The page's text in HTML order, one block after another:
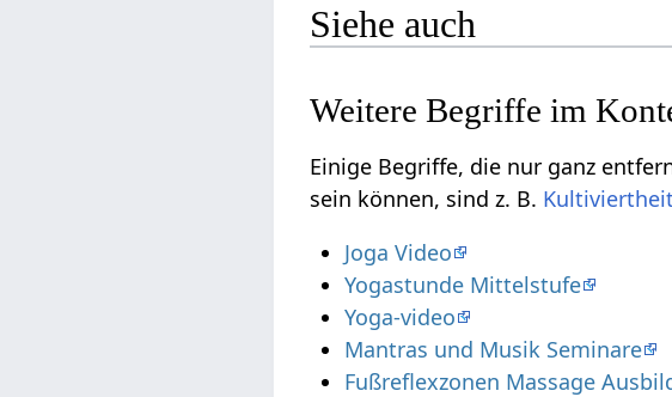
Siehe auch
Einige Begriffe, die nur ganz entfernt etwas in
sein können, sind z. B.
Joga Video
Yogastunde Mittelstufe
Yoga-video
Mantras und Musik Seminare
Fußreflexzonen Massage